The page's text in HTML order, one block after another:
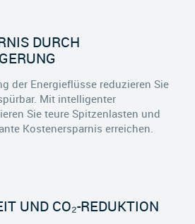
DURCH
der Energieflüsse reduzieren Sie
Mit intelligenter
Sie teure Spitzenlasten und
Kostenersparnis erreichen.
UND CO₂-REDUKTION